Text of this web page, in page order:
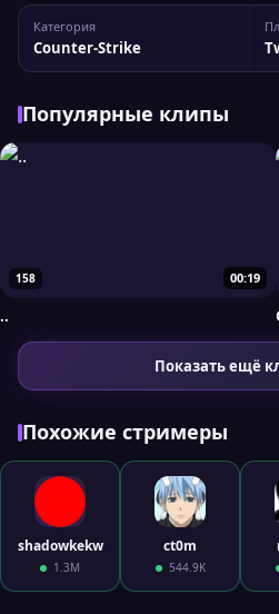
канала nolik_2k Статистика
пиковый онлайн — 206 зрителей.
анализа вы можете сравнить
Категория
Counter-Strike
Популярные клипы
00:19
158
..
Показать ещё
Похожие стримеры
shadowkekw
1.3M
ct0m
544.9K